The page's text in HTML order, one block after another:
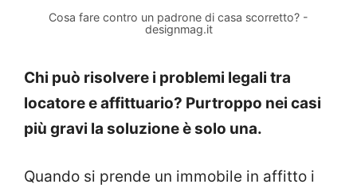
Cosa fare contro un padrone di casa scorretto? -
designmag.it
Chi può risolvere i problemi legali tra
locatore e affittuario? Purtroppo nei casi
più gravi la soluzione è solo una.
Quando si prende un immobile in affitto i